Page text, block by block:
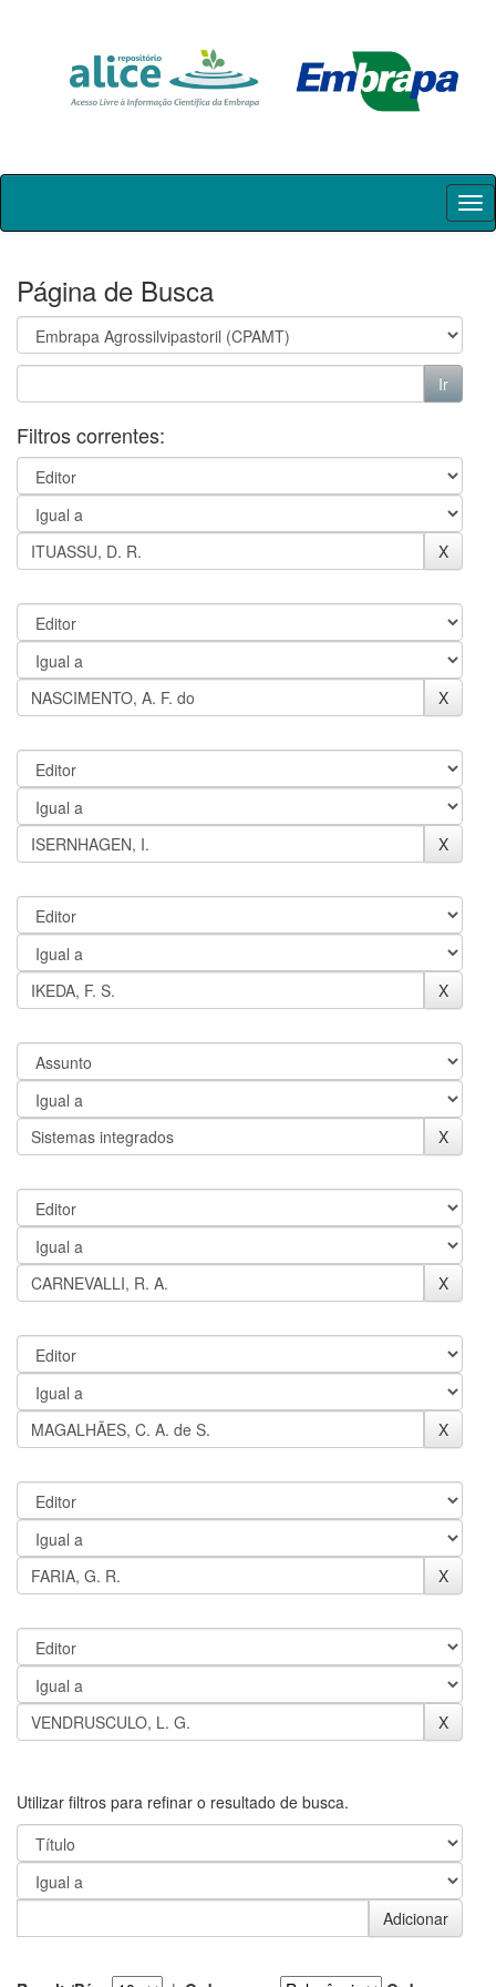
Skip
Página de Busca
Filtros correntes:
Utilizar filtros para refinar o resultado de busca.